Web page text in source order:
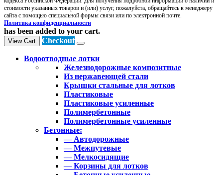
стоимости указанных товаров и (или) услуг, пожалуйста, обращайтесь к менеджеру
сайта с помощью специальной формы связи или по электронной почте.
Политика конфиденциальности
has been added to your cart.
View Cart Checkout
Водоотводные лотки
Железнодорожные композитные
Из нержавеющей стали
Крышки стальные для лотков
Пластиковые
Пластиковые усиленные
Полимербетонные
Полимербетонные усиленные
Бетонные:
— Автодорожные
— Межпутевые
— Мелкосидящие
— Корзины для лотков